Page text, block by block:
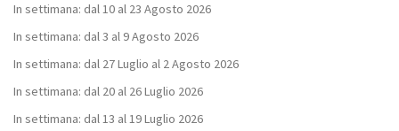
In settimana: dal 10 al 23 Agosto 2026
In settimana: dal 3 al 9 Agosto 2026
In settimana: dal 27 Luglio al 2 Agosto 2026
In settimana: dal 20 al 26 Luglio 2026
In settimana: dal 13 al 19 Luglio 2026